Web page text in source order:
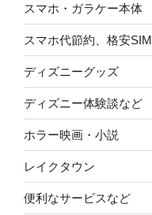
スマホ・ガラケー本体
スマホ代節約、格安SIM
ディズニーグッズ
ディズニー体験談など
ホラー映画・小説
レイクタウン
便利なサービスなど